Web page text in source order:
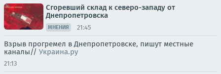
Сгоревший склад к северо-западу от
Днепропетровска
МНЕНИЯ 21:45
Взрыв прогремел в Днепропетровске, пишут местные
каналы// Украина.ру
21:13